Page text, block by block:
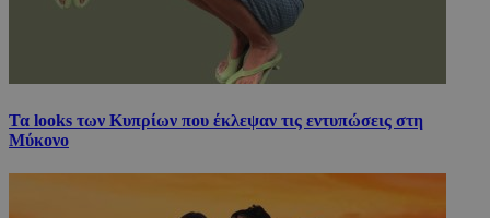
Τα looks των Κυπρίων που έκλεψαν τις εντυπώσεις στη
Μύκονο